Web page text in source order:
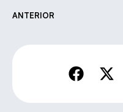
ANTERIOR